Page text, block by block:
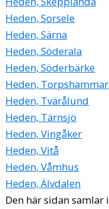
Heden, Sorsele
Heden, Särna
Heden, Söderala
Heden, Söderbärke
Heden, Torpshammar
Heden, Tvärålund
Heden, Tärnsjö
Heden, Vingåker
Heden, Vitå
Heden, Våmhus
Heden, Älvdalen
Den här sidan